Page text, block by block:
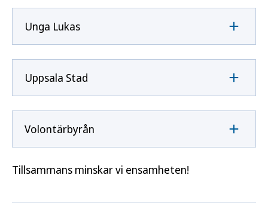
Unga Lukas
Uppsala Stad
Volontärbyrån
Tillsammans minskar vi ensamheten!